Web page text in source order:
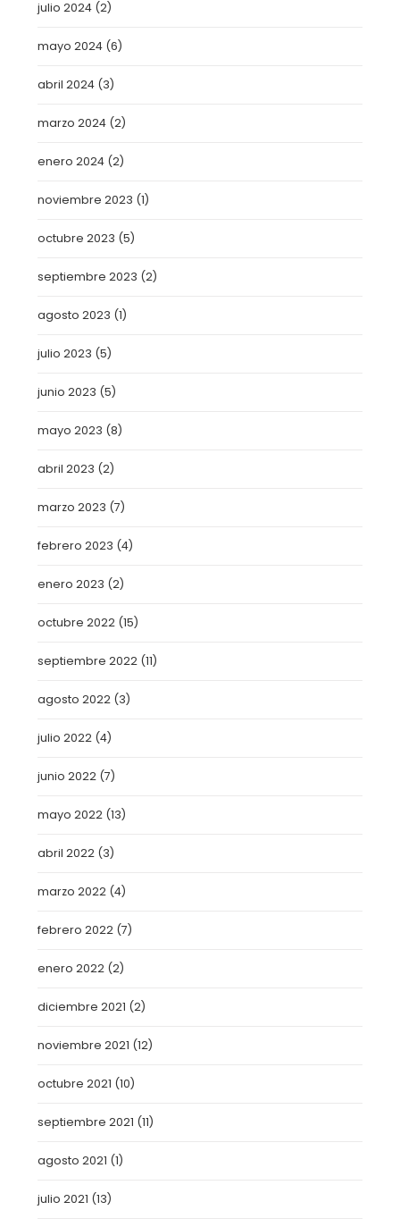
julio 2024 (2)
mayo 2024 (6)
abril 2024 (3)
marzo 2024 (2)
enero 2024 (2)
noviembre 2023 (1)
octubre 2023 (5)
septiembre 2023 (2)
agosto 2023 (1)
julio 2023 (5)
junio 2023 (5)
mayo 2023 (8)
abril 2023 (2)
marzo 2023 (7)
febrero 2023 (4)
enero 2023 (2)
octubre 2022 (15)
septiembre 2022 (11)
agosto 2022 (3)
julio 2022 (4)
junio 2022 (7)
mayo 2022 (13)
abril 2022 (3)
marzo 2022 (4)
febrero 2022 (7)
enero 2022 (2)
diciembre 2021 (2)
noviembre 2021 (12)
octubre 2021 (10)
septiembre 2021 (11)
agosto 2021 (1)
julio 2021 (13)